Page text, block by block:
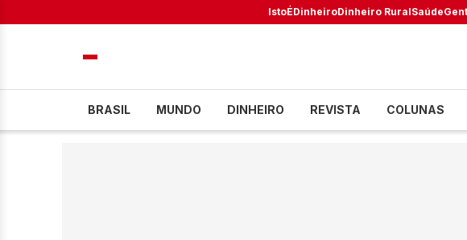
IstoÉDinheiroDinheiro RuralSaúde
BRASIL MUNDO DINHEIRO REVISTA COLUNAS